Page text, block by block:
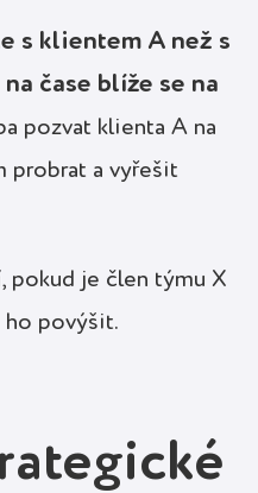
s klientem A než s
čase blíže se na
pozvat klienta A na
probrat a vyřešit
pokud je člen týmu X
ho povýšit.